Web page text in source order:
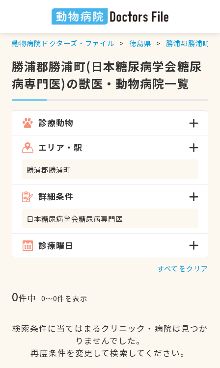
動物病院ドクターズ・ファイル 徳島県 勝浦郡勝浦町
勝浦郡勝浦町(日本糖尿病学会糖尿
病専門医)の獣医・動物病院一覧
診療動物
エリア・駅
勝浦郡勝浦町
詳細条件
日本糖尿病学会糖尿病専門医
診療曜日
すべてをクリア
0件中 0〜0件を表示
検索条件に当てはまるクリニック・病院は見つか
りませんでした。
再度条件を変更して検索してください。